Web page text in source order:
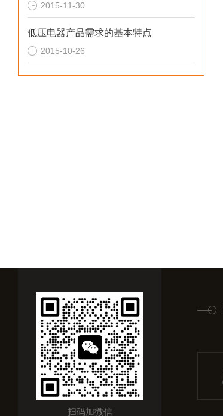
2015-11-30
低压电器产品需求的基本特点
2015-10-26
扫码加微信